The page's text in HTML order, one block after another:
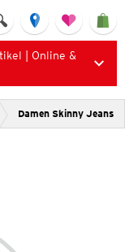
| Online &
Damen Skinny Jeans